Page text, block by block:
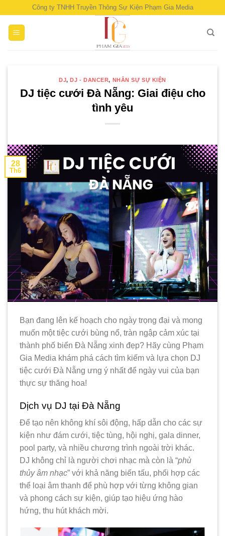
content
Công ty TNHH Truyền Thông Sự Kiện Phạm Gia Media
DJ,DJ - DANCER, NHÂN SỰ SỰ KIỆN
DJ tiệc cưới Đà Nẵng: Giai điệu cho
tình yêu
28
Th6
Bạn đang lên kế hoạch cho ngày trọng đại và mong
muốn một tiệc cưới bùng nổ, tràn ngập cảm xúc tại
thành phố biển Đà Nẵng xinh đẹp? Hãy cùng Phạm
Gia Media khám phá cách tìm kiếm và lựa chọn DJ
tiệc cưới Đà Nẵng ưng ý nhất để ngày vui của bạn
thực sự thăng hoa!
Dịch vụ DJ tại Đà Nẵng
Để tạo nên không khí sôi động, hấp dẫn cho các sự
kiện như đám cưới, tiệc tùng, hội nghị, gala dinner,
pool party, và nhiều chương trình ngoài trời khác.
DJ không chỉ là người chơi nhạc mà còn là “phù
thủy âm nhạc” với khả năng biến tấu, phối hợp các
thể loại âm thanh để phù hợp với từng không gian
và phong cách sự kiện, giúp tạo hiệu ứng hào
hứng, thu hút khách mời.